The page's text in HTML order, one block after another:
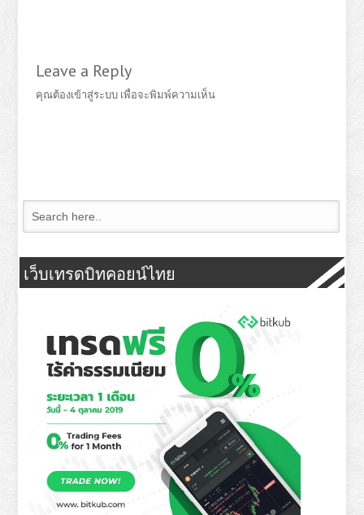
Leave a Reply
คุณต้องเข้าสู่ระบบ เพื่อจะพิมพ์ความเห็น
เว็บเทรดบิทคอยน์ไทย